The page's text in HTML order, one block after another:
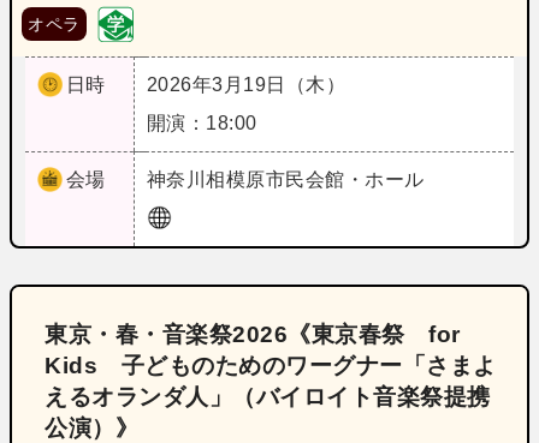
オペラ
日時
2026年3月19日（木）
開演：18:00
会場 神奈川相模原市民会館・ホール
東京・春・音楽祭2026《東京春祭 for
Kids 子どものためのワーグナー「さまよ
えるオランダ人」（バイロイト音楽祭提携
公演）》